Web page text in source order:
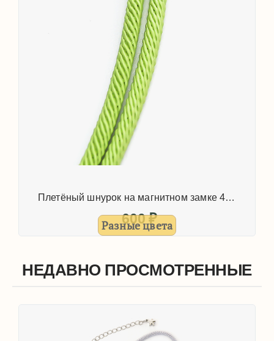
Разные цвета
Плетёный шнурок на магнитном замке 40см
600₽
НЕДАВНО ПРОСМОТРЕННЫЕ